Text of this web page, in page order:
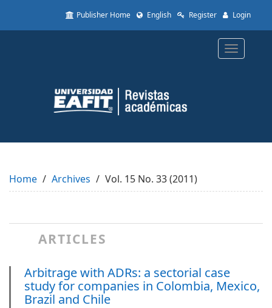
to
Content
Sidebar
Publisher Home English Register Login
Toggle
Home Archives Vol. 15 No. 33 (2011)
ARTICLES
Arbitrage with ADRs: a sectorial case
study for companies in Colombia, Mexico,
Brazil and Chile